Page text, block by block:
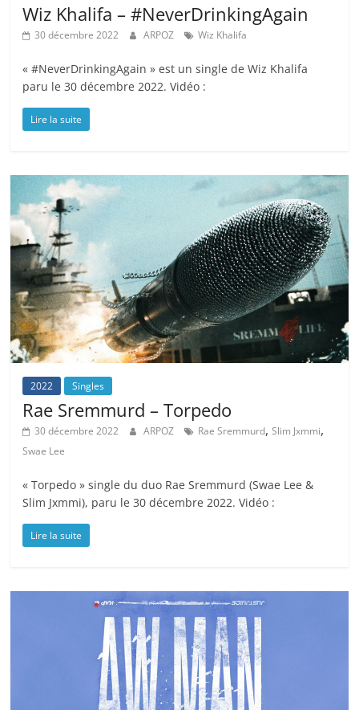
Wiz Khalifa – #NeverDrinkingAgain
30 décembre 2022 ARPOZ Wiz Khalifa
« #NeverDrinkingAgain » est un single de Wiz Khalifa
paru le 30 décembre 2022. Vidéo :
Lire la suite
2022 Singles
Rae Sremmurd – Torpedo
30 décembre 2022 ARPOZ Rae Sremmurd,Slim Jxmmi,
Swae Lee
« Torpedo » single du duo Rae Sremmurd (Swae Lee &
Slim Jxmmi), paru le 30 décembre 2022. Vidéo :
Lire la suite